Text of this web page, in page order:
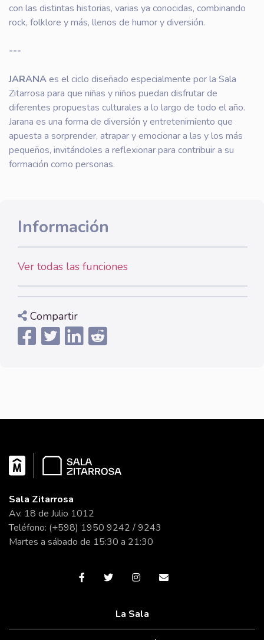
con las distintas historias, varias ya conocidas, combinando
rock, folklore y más, llenos de humor y diversión.
---
JARANAes el ciclo diseñado especialmente por la Sala
Zitarrosa para que niñas y niños puedan disfrutar de
diferentes propuestas culturales a lo largo de todo el año.
Jarana es una forma de diversión y entretenimiento que
apuesta a sorprender, atrapar y emocionar a las y los más
pequeños, invitándoles a reflexionar para contribuir a su
formación como personas.
Información
Ver todas las funciones
Compartir
Sala Zitarrosa
Av. 18 de Julio 1012
Teléfono: (+598) 1950 9242 / 9243
Martes a sábado de 15:30 a 21:30
La Sala